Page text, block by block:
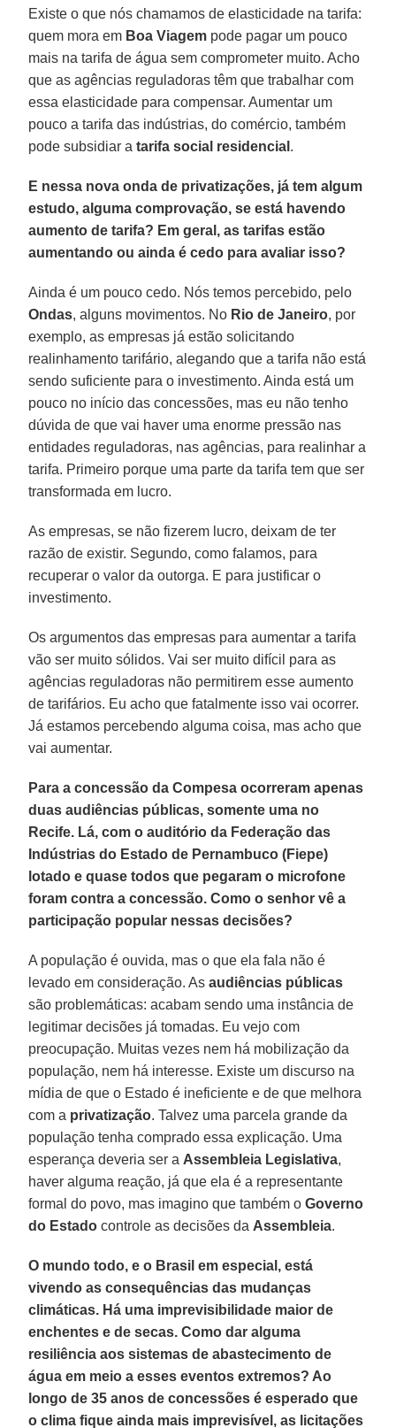
Existe o que nós chamamos de elasticidade na tarifa:
quem mora em Boa Viagem pode pagar um pouco
mais na tarifa de água sem comprometer muito. Acho
que as agências reguladoras têm que trabalhar com
essa elasticidade para compensar. Aumentar um
pouco a tarifa das indústrias, do comércio, também
pode subsidiar atarifa social residencial .
E nessa nova onda de privatizações, já tem algum
estudo, alguma comprovação, se está havendo
aumento de tarifa? Em geral, as tarifas estão
aumentando ou ainda é cedo para avaliar isso?
Ainda é um pouco cedo. Nós temos percebido, pelo
Ondas, alguns movimentos. No Rio de Janeiro, por
exemplo, as empresas já estão solicitando
realinhamento tarifário, alegando que a tarifa não está
sendo suficiente para o investimento. Ainda está um
pouco no início das concessões, mas eu não tenho
dúvida de que vai haver uma enorme pressão nas
entidades reguladoras, nas agências, para realinhar a
tarifa. Primeiro porque uma parte da tarifa tem que ser
transformada em lucro.
As empresas, se não fizerem lucro, deixam de ter
razão de existir. Segundo, como falamos, para
recuperar o valor da outorga. E para justificar o
investimento.
Os argumentos das empresas para aumentar a tarifa
vão ser muito sólidos. Vai ser muito difícil para as
agências reguladoras não permitirem esse aumento
de tarifários. Eu acho que fatalmente isso vai ocorrer.
Já estamos percebendo alguma coisa, mas acho que
vai aumentar.
Para a concessão da Compesa ocorreram apenas
duas audiências públicas, somente uma no
Recife. Lá, com o auditório da Federação das
Indústrias do Estado de Pernambuco (Fiepe)
lotado e quase todos que pegaram o microfone
foram contra a concessão. Como o senhor vê a
participação popular nessas decisões?
A população é ouvida, mas o que ela fala não é
levado em consideração. Asaudiências públicas
são problemáticas: acabam sendo uma instância de
legitimar decisões já tomadas. Eu vejo com
preocupação. Muitas vezes nem há mobilização da
população, nem há interesse. Existe um discurso na
mídia de que o Estado é ineficiente e de que melhora
com a privatização. Talvez uma parcela grande da
população tenha comprado essa explicação. Uma
esperança deveria ser a Assembleia Legislativa,
haver alguma reação, já que ela é a representante
formal do povo, mas imagino que também oGoverno
do Estado controle as decisões da Assembleia.
O mundo todo, e o Brasil em especial, está
vivendo as consequências das mudanças
climáticas. Há uma imprevisibilidade maior de
enchentes e de secas. Como dar alguma
resiliência aos sistemas de abastecimento de
água em meio a esses eventos extremos? Ao
longo de 35 anos de concessões é esperado que
o clima fique ainda mais imprevisível, as licitações